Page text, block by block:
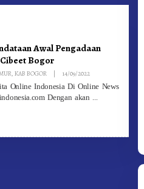
Awal Pengadaan
Bogor
,KAB BOGOR | 14/09/2022By
Online Indonesia Di Online News
Dengan akan